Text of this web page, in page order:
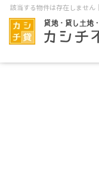
該当する物件は存在しません